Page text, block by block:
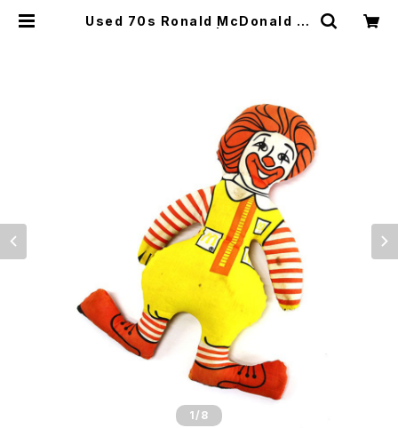
Used 70s Ronald McDonald Ol
1 /8